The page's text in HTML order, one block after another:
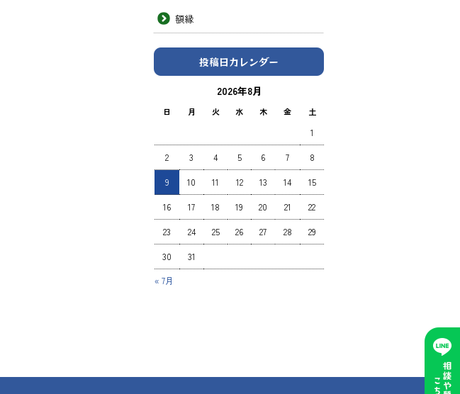
額縁
投稿日カレンダー
2026年8月
日 月 火 水 木 金 土
« 7月
1
2 3 4 5 6 7 8
9 10 11 12 13 14 15
16 17 18 19 20 21 22
23 24 25 26 27 28 29
30 31